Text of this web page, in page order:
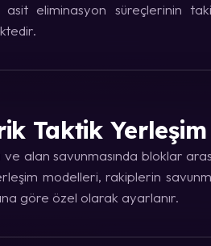
eliminasyon süreçlerinin
Taktik
alan savunmasında bloklar
modelleri, rakiplerin
göre özel olarak ayarlanır.